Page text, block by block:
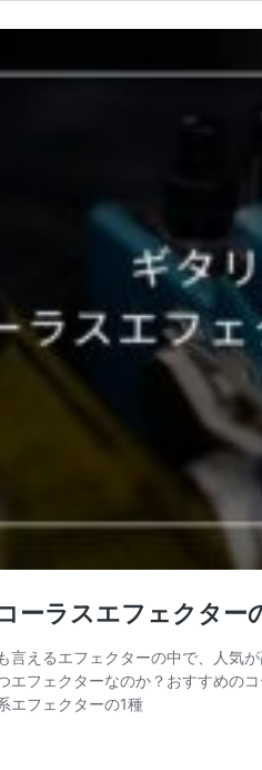
ーラスエフェクター
言えるエフェクターの中で、人気
エフェクターなのか？おすすめの
エフェクターの1種